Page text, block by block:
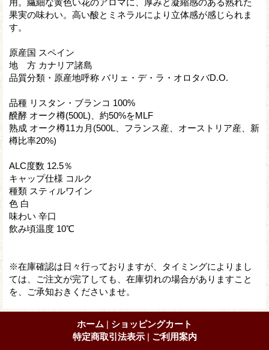
用。繊細な黄色い花のアロマに、厚みと凝縮感のある熟れた
果実の味わい。高い酸とミネラルにより立体感が感じられま
す。
原産国 スペイン
地 方 カナリア諸島
品質分類・原産地呼称 バリェ・デ・ラ・オロタバD.O.
品種 リスタン・ブランコ 100%
醗酵 オーク樽(500L)、約50%をMLF
熟成 オーク樽11カ月(500L、フランス産、オーストリア産、新
樽比率20%)
ALC度数 12.5％
キャップ仕様 コルク
種類 スティルワイン
色 白
味わい 辛口
飲み頃温度 10℃
※在庫確認は日々行っておりますが、タイミングによりまし
ては、ご注文が完了しても、在庫切れの場合がありますこと
を、ご承知おきくださいませ。
ホーム | ショッピングカート
特定商取引法表示 | ご利用案内